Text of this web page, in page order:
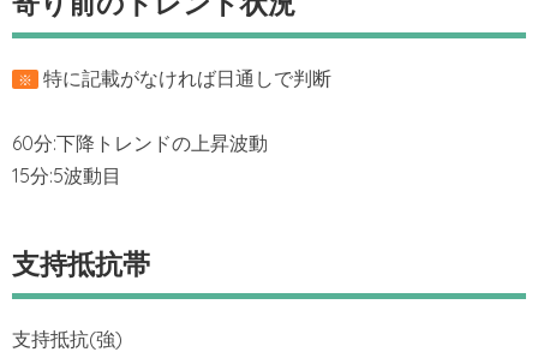
※ 特に記載がなければ日通しで判断
60分:下降トレンドの上昇波動
15分:5波動目
支持抵抗帯
支持抵抗(強)